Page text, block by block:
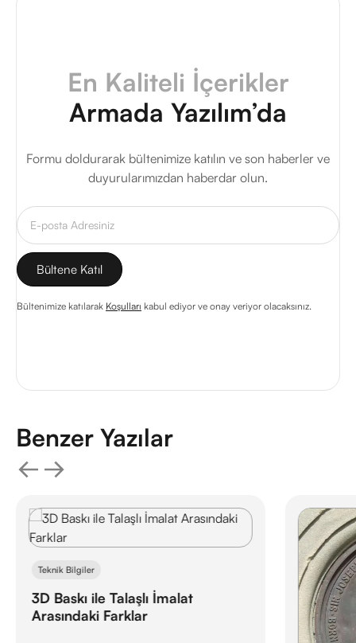
En Kaliteli İçerikler
Armada Yazılım’da
Formu doldurarak bültenimize katılın ve son haberler ve
duyurularımızdan haberdar olun.
Bültenimize katılarak Koşulları kabul ediyor ve onay veriyor olacaksınız.
Benzer Yazılar
Teknik Bilgiler
3D Baskı ile Talaşlı İmalat
Arasındaki Farklar